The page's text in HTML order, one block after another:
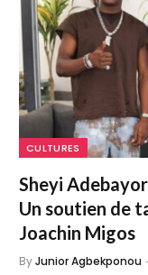
CULTURES
Sheyi
Un soutien de
Joachin Migos
ByJunior Agbekponou